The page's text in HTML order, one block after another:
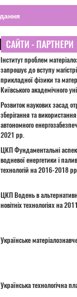
САЙТИ - ПАРТНЕРИ
Інститут проблем
запрошує до вступу
прикладної фізики та
Київського академічного
Розвиток наукових засад
зберігання та
автономного
2021 рр.
ЦКП Фундаментальні
водневої енергетики і
технологій на 2016-2018
ЦКП Водень в
новітніх технологіях на
Українське
Українська технологічна